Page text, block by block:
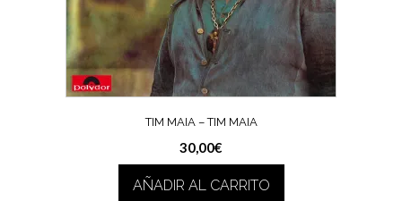
TIM MAIA – TIM MAIA
30,00€
AÑADIR AL CARRITO